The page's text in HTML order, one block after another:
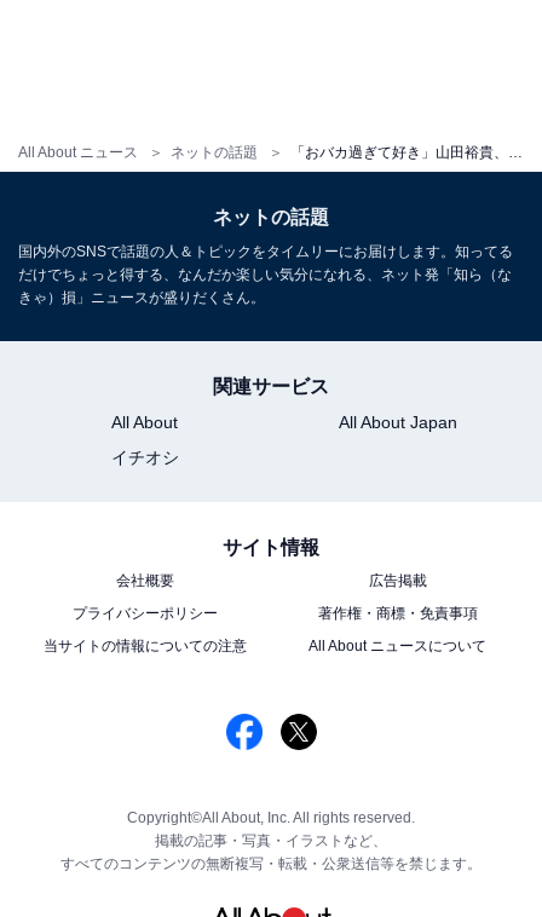
All About ニュース ネットの話題
ネットの話題
国内外のSNSで話題の人＆トピックをタイムリーにお届けします。知ってる
だけでちょっと得する、なんだか楽しい気分になれる、ネット発「知ら（な
きゃ）損」ニュースが盛りだくさん。
関連サービス
All About
All About Japan
イチオシ
サイト情報
会社概要
広告掲載
プライバシーポリシー
著作権・商標・免責事項
当サイトの情報についての注意
All About ニュースについて
Copyright©All About, Inc. All rights reserved.
掲載の記事・写真・イラストなど、
すべてのコンテンツの無断複写・転載・公衆送信等を禁じます。